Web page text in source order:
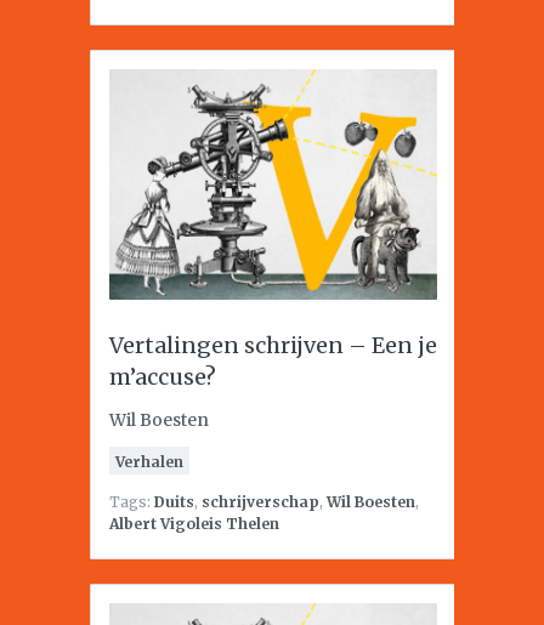
Vertalingen schrijven – Een je
m’accuse?
Wil Boesten
Verhalen
Tags: Duits, schrijverschap,Wil Boesten,
Albert Vigoleis Thelen